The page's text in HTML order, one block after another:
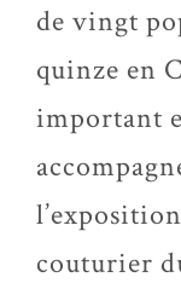
de vingt
quinze en
important
couturier